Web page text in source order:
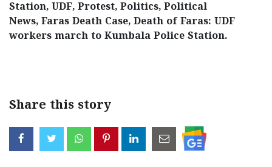
Station, UDF, Protest, Politics, Political
News, Faras Death Case, Death of Faras: UDF
workers march to Kumbala Police Station.
Share this story